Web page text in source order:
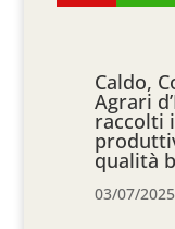
Caldo,
Agrari
raccolti
qualità
03/07/2025